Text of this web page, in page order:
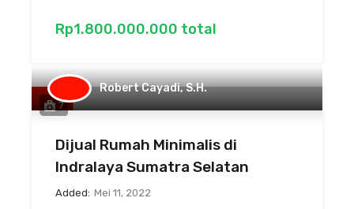
Rp1.800.000.000 total
7
Robert Cayadi, S.H.
Dijual Rumah Minimalis di
Indralaya Sumatra Selatan
Added: Mei 11, 2022